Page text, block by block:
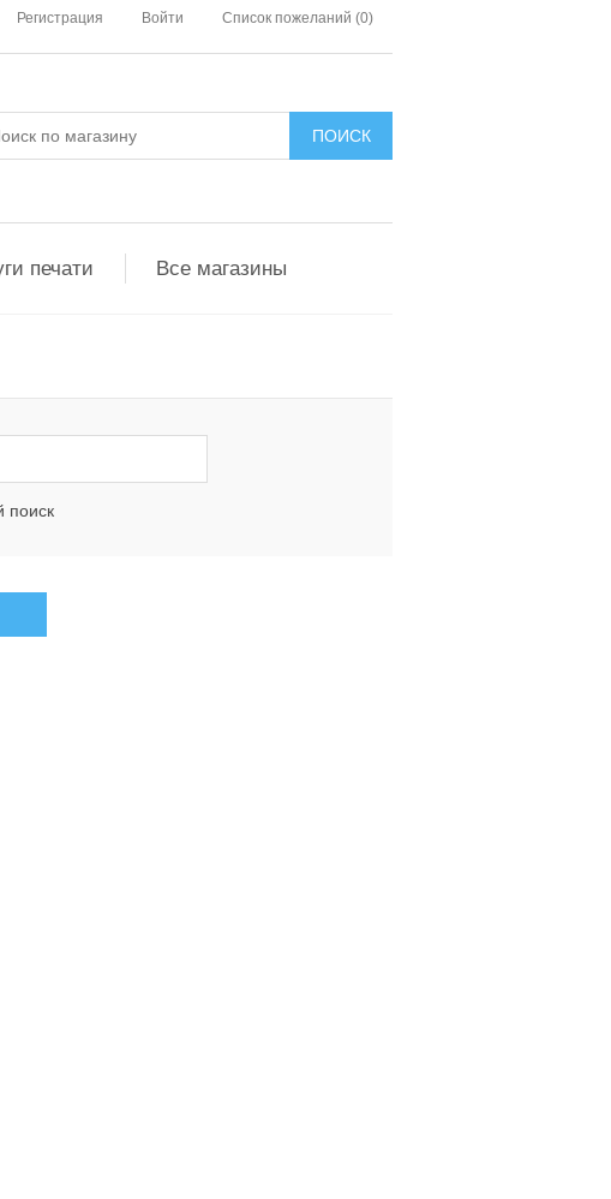
Регистрация Войти Список пожеланий (0)
печати Все магазины
поиск